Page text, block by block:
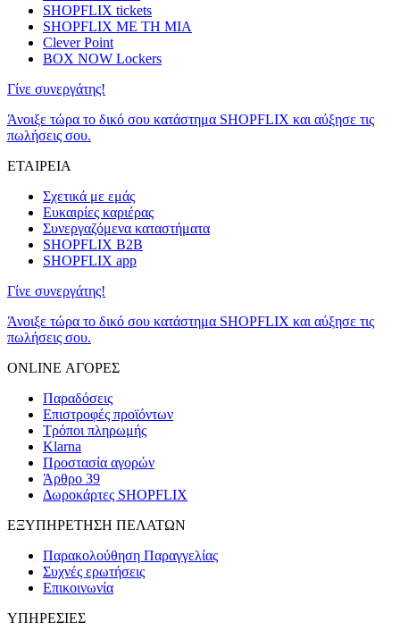
SHOPFLIX tickets
SHOPFLIX ΜΕ ΤΗ ΜΙΑ
Clever Point
BOX NOW Lockers
Γίνε συνεργάτης!
Άνοιξε τώρα το δικό σου κατάστημα SHOPFLIX και αύξησε τις
πωλήσεις σου.
ΕΤΑΙΡΕΙΑ
Σχετικά με εμάς
Ευκαιρίες καριέρας
Συνεργαζόμενα καταστήματα
SHOPFLIX B2B
SHOPFLIX app
Γίνε συνεργάτης!
Άνοιξε τώρα το δικό σου κατάστημα SHOPFLIX και αύξησε τις
πωλήσεις σου.
ONLINE ΑΓΟΡΕΣ
Παραδόσεις
Επιστροφές προϊόντων
Τρόποι πληρωμής
Klarna
Προστασία αγορών
Άρθρο 39
Δωροκάρτες SHOPFLIX
ΕΞΥΠΗΡΕΤΗΣΗ ΠΕΛΑΤΩΝ
Παρακολούθηση Παραγγελίας
Συχνές ερωτήσεις
Επικοινωνία
ΥΠΗΡΕΣΙΕΣ